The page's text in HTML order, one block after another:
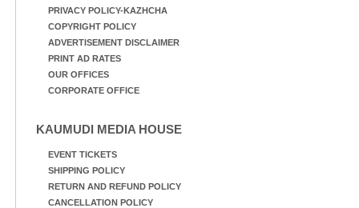
PRIVACY POLICY-KAZHCHA
COPYRIGHT POLICY
ADVERTISEMENT DISCLAIMER
PRINT AD RATES
OUR OFFICES
CORPORATE OFFICE
KAUMUDI MEDIA HOUSE
EVENT TICKETS
SHIPPING POLICY
RETURN AND REFUND POLICY
CANCELLATION POLICY